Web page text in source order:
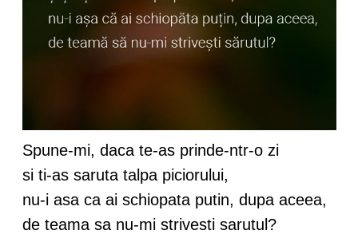
Spune-mi, daca te-as prinde-ntr-o zi
si ti-as saruta talpa piciorului,
nu-i asa ca ai schiopata putin, dupa aceea,
de teama sa nu-mi strivesti sarutul?